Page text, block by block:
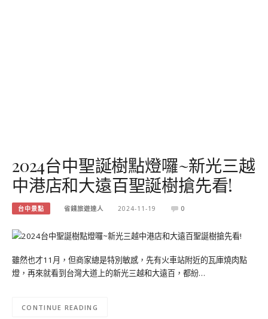
2024台中聖誕樹點燈囉~新光三越
中港店和大遠百聖誕樹搶先看!
台中景點 省錢旅遊達人 2024-11-19 0
雖然也才11月，但商家總是特別敏感，先有火車站附近的瓦庫燒肉點
燈，再來就看到台灣大道上的新光三越和大遠百，都紛…
CONTINUE READING